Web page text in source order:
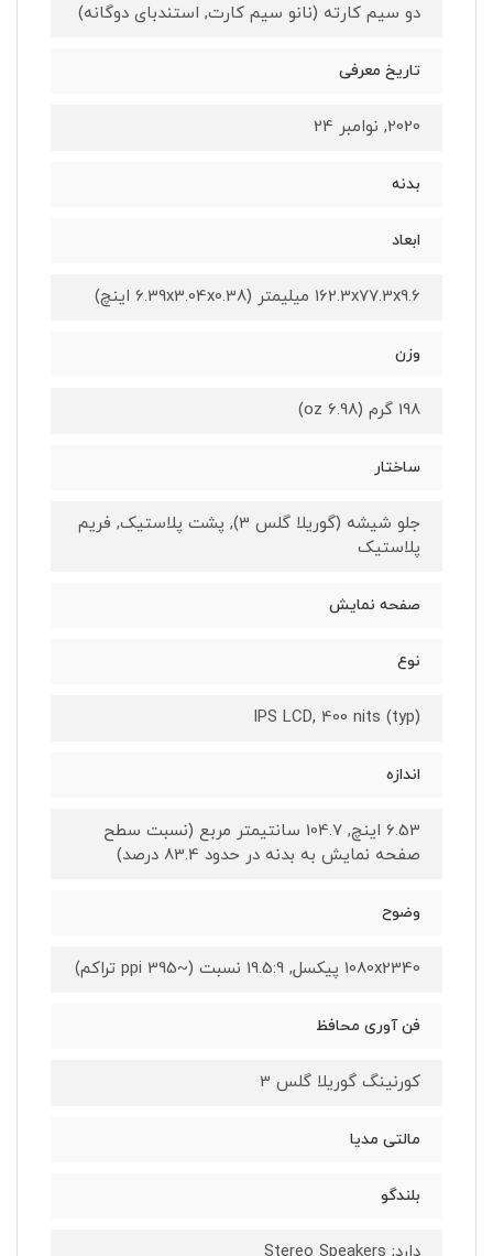
دو سیم کارته (نانو سیم کارت, استندبای دوگانه)
تاریخ معرفی
2020, نوامبر 24
بدنه
ابعاد
162.3x77.3x9.6 میلیمتر (6.39x3.04x0.38 اینچ)
وزن
198 گرم (6.98 oz)
ساختار
جلو شیشه (گوریلا گلس 3), پشت پلاستیک, فریم
پلاستیک
صفحه نمایش
نوع
IPS LCD, 400 nits (typ)
اندازه
6.53 اینچ, 104.7 سانتیمتر مربع (نسبت سطح
صفحه نمایش به بدنه در حدود 83.4 درصد)
وضوح
1080x2340 پیکسل, 19.5:9 نسبت (~395 ppi تراکم)
فن آوری محافظ
کورنینگ گوریلا گلس 3
مالتی مدیا
بلندگو